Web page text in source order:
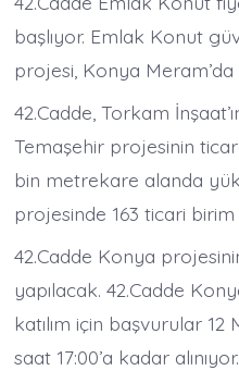
başlıyor. Emlak Konut
projesi, Konya Meram’da
42.Cadde, Torkam
Temaşehir projesinin
bin metrekare alanda
projesinde 163 ticari birim
42.Cadde Konya
yapılacak. 42.Cadde
katılım için başvurular 12
saat 17:00’a kadar alınıyor.